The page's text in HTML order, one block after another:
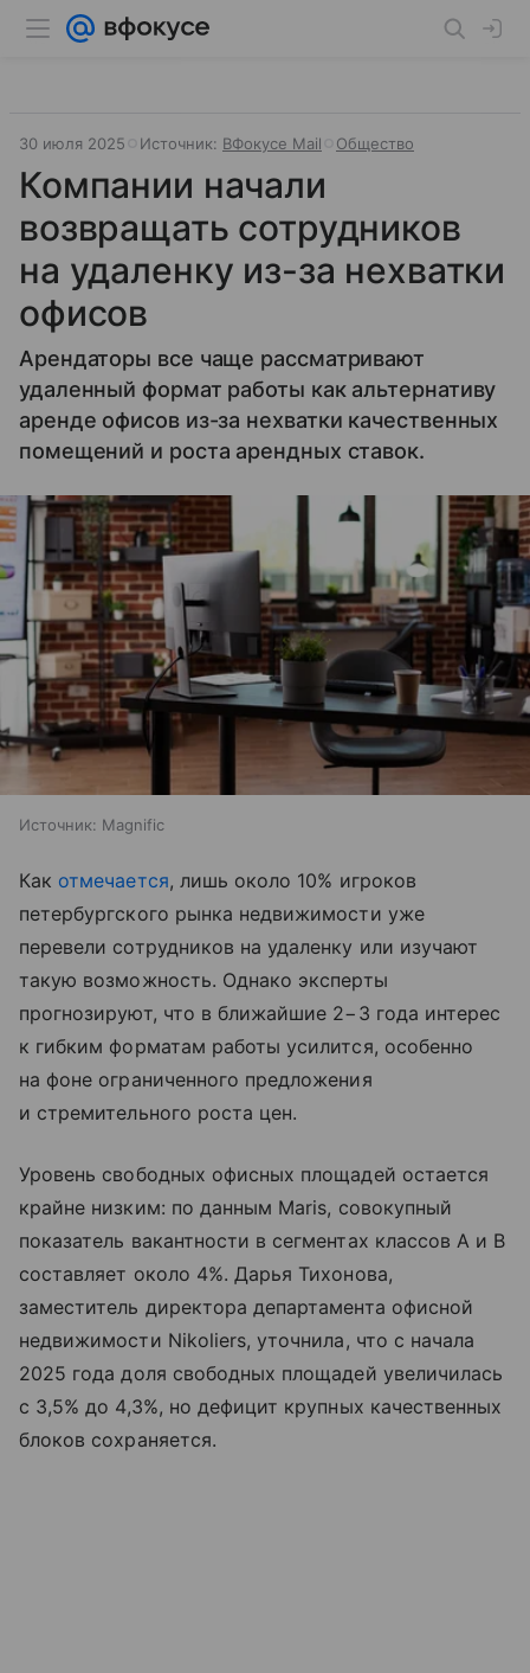
30 июля 2025 Источник: ВФокусе Mail Общество
Компании начали
возвращать сотрудников
на удаленку из-за нехватки
офисов
Арендаторы все чаще рассматривают
удаленный формат работы как альтернативу
аренде офисов из-за нехватки качественных
помещений и роста арендных ставок.
Источник: Magnific
Как отмечается, лишь около 10% игроков
петербургского рынка недвижимости уже
перевели сотрудников на удаленку или изучают
такую возможность. Однако эксперты
прогнозируют, что в ближайшие 2−3 года интерес
к гибким форматам работы усилится, особенно
на фоне ограниченного предложения
и стремительного роста цен.
Уровень свободных офисных площадей остается
крайне низким: по данным Maris, совокупный
показатель вакантности в сегментах классов A и B
составляет около 4%. Дарья Тихонова,
заместитель директора департамента офисной
недвижимости Nikoliers, уточнила, что с начала
2025 года доля свободных площадей увеличилась
с 3,5% до 4,3%, но дефицит крупных качественных
блоков сохраняется.